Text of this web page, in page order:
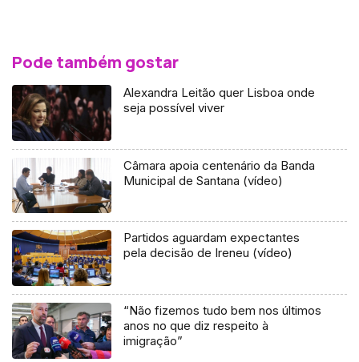
Pode também gostar
Alexandra Leitão quer Lisboa onde
seja possível viver
Câmara apoia centenário da Banda
Municipal de Santana (vídeo)
Partidos aguardam expectantes
pela decisão de Ireneu (vídeo)
“Não fizemos tudo bem nos últimos
anos no que diz respeito à
imigração”